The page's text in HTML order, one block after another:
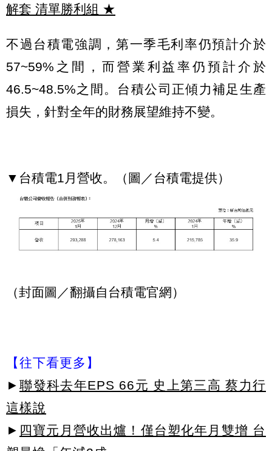
解套 清單勝利組 ★
不過台積電強調，第一季毛利率仍預計介於
57~59%之間，而營業利益率仍預計介於
46.5~48.5%之間。台積公司正傾力補足生產
損失，針對全年的財務展望維持不變。
▼台積電1月營收。（圖／台積電提供）
（封面圖／翻攝自台積電官網）
【往下看更多】
► 聯發科去年EPS 66元 史上第三高 蔡力行
這樣說
► 四寶元月營收出爐！僅台塑化年月雙增 台